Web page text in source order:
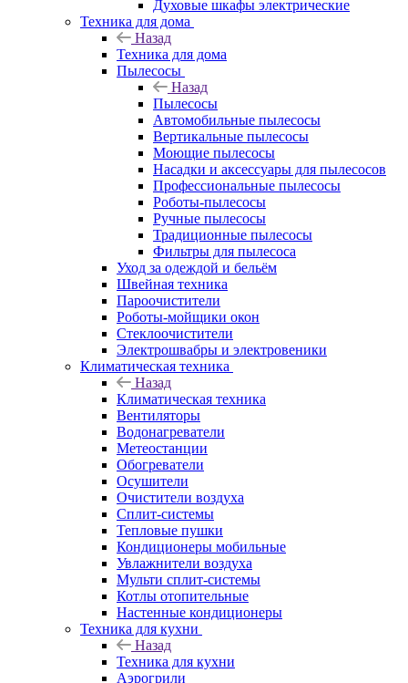
Духовые шкафы электрические
Техника для дома
Назад
Техника для дома
Пылесосы
Назад
Пылесосы
Автомобильные пылесосы
Вертикальные пылесосы
Моющие пылесосы
Насадки и аксессуары для пылесосов
Профессиональные пылесосы
Роботы-пылесосы
Ручные пылесосы
Традиционные пылесосы
Фильтры для пылесоса
Уход за одеждой и бельём
Швейная техника
Пароочистители
Роботы-мойщики окон
Стеклоочистители
Электрошвабры и электровеники
Климатическая техника
Назад
Климатическая техника
Вентиляторы
Водонагреватели
Метеостанции
Обогреватели
Осушители
Очистители воздуха
Сплит-системы
Тепловые пушки
Кондиционеры мобильные
Увлажнители воздуха
Мульти сплит-системы
Котлы отопительные
Настенные кондиционеры
Техника для кухни
Назад
Техника для кухни
Аэрогрили